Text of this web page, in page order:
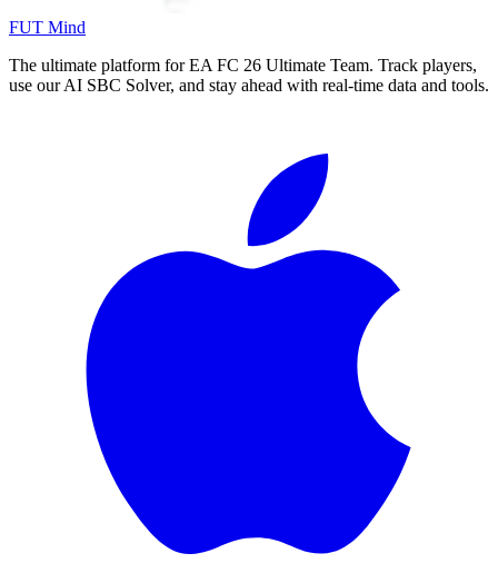
FUT Mind
The ultimate platform for EA FC 26 Ultimate Team. Track players,
use our AI SBC Solver, and stay ahead with real-time data and tools.